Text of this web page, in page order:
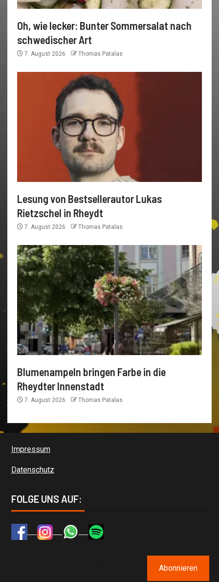
Oh, wie lecker: Bunter Sommersalat nach
schwedischer Art
7. August 2026 Thomas Patalas
Lesung von Bestsellerautor Lukas
Rietzschel in Rheydt
7. August 2026 Thomas Patalas
Blumenampeln bringen Farbe in die
Rheydter Innenstadt
7. August 2026 Thomas Patalas
Impressum
Datenschutz
FOLGE UNS AUF:
Lott jonn! Copyright 2026 © All rights reserved.|Newsever
Abonnieren